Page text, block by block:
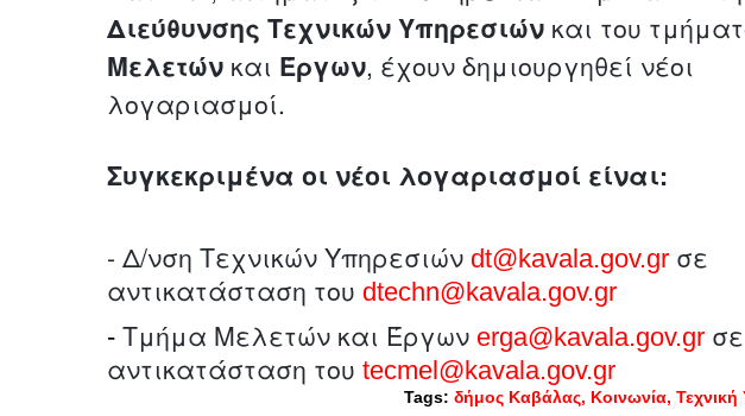
Διεύθυνσης Τεχνικών Υπηρεσιών και του
Μελετών και Έργων, έχουν δημιουργηθεί νέοι
λογαριασμοί.
Συγκεκριμένα οι νέοι λογαριασμοί είναι:
- Δ/νση Τεχνικών Υπηρεσιών dt@kavala.gov.gr σε
αντικατάσταση του dtechn@kavala.gov.gr
- Τμήμα Μελετών και Έργων erga@kavala.gov.gr σε
αντικατάσταση του tecmel@kavala.gov.gr
Tags: δήμος Καβάλας Κοινωνία